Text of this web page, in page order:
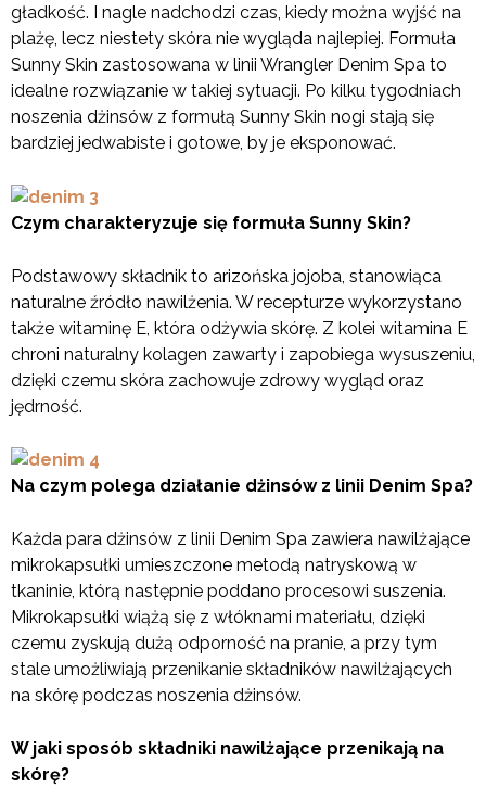
gładkość. I nagle nadchodzi czas, kiedy można wyjść na
plażę, lecz niestety skóra nie wygląda najlepiej. Formuła
Sunny Skin zastosowana w linii Wrangler Denim Spa to
idealne rozwiązanie w takiej sytuacji. Po kilku tygodniach
noszenia dżinsów z formułą Sunny Skin nogi stają się
bardziej jedwabiste i gotowe, by je eksponować.
Czym charakteryzuje się formuła Sunny Skin?
Podstawowy składnik to arizońska jojoba, stanowiąca
naturalne źródło nawilżenia. W recepturze wykorzystano
także witaminę E, która odżywia skórę. Z kolei witamina E
chroni naturalny kolagen zawarty i zapobiega wysuszeniu,
dzięki czemu skóra zachowuje zdrowy wygląd oraz
jędrność.
Na czym polega działanie dżinsów z linii Denim Spa?
Każda para dżinsów z linii Denim Spa zawiera nawilżające
mikrokapsułki umieszczone metodą natryskową w
tkaninie, którą następnie poddano procesowi suszenia.
Mikrokapsułki wiążą się z włóknami materiału, dzięki
czemu zyskują dużą odporność na pranie, a przy tym
stale umożliwiają przenikanie składników nawilżających
na skórę podczas noszenia dżinsów.
W jaki sposób składniki nawilżające przenikają na
skórę?